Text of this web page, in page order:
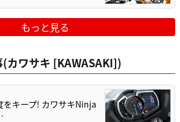
もっと見る
カワサキ [KAWASAKI])
をキープ! カワサキNinja